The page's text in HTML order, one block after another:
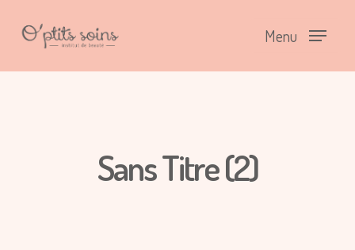
Menu
Sans Titre (2)